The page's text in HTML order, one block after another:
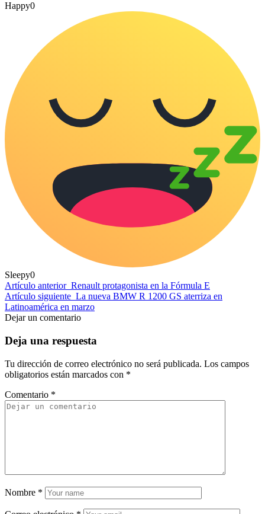
Happy0
Sleepy0
Artículo anterior Renault protagonista en la Fórmula E
Artículo siguiente La nueva BMW R 1200 GS aterriza en
Latinoamérica en marzo
Dejar un comentario
Deja una respuesta
Tu dirección de correo electrónico no será publicada. Los campos
obligatorios están marcados con *
Comentario *
Nombre *